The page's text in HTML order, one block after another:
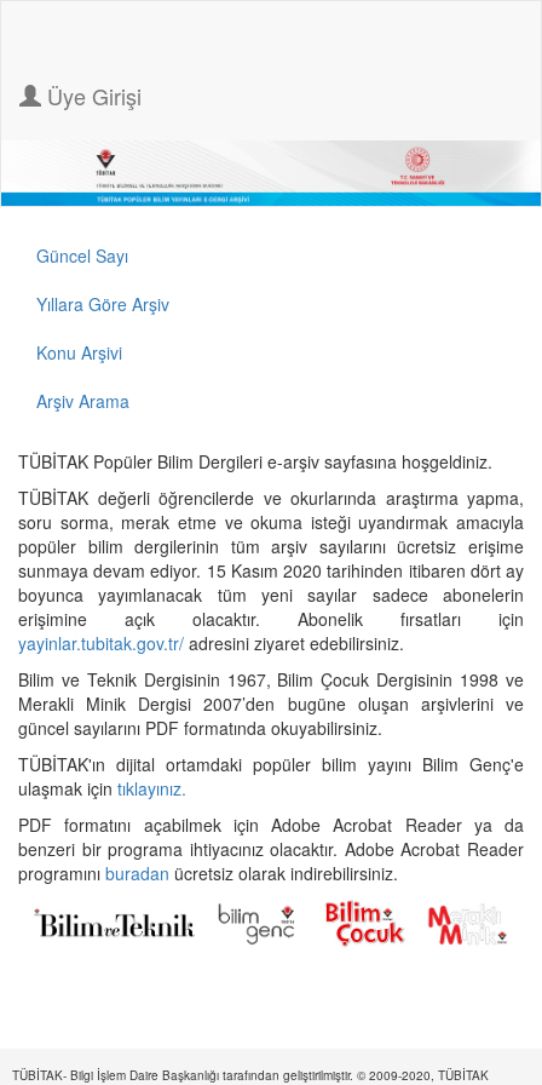
Üye Girişi
Güncel Sayı
Yıllara Göre Arşiv
Konu Arşivi
Arşiv Arama
TÜBİTAK Popüler Bilim Dergileri e-arşiv sayfasına hoşgeldiniz.
TÜBİTAK değerli öğrencilerde ve okurlarında araştırma yapma,
soru sorma, merak etme ve okuma isteği uyandırmak amacıyla
popüler bilim dergilerinin tüm arşiv sayılarını ücretsiz erişime
sunmaya devam ediyor. 15 Kasım 2020 tarihinden itibaren dört ay
boyunca yayımlanacak tüm yeni sayılar sadece abonelerin
erişimine açık olacaktır. Abonelik fırsatları için
yayinlar.tubitak.gov.tr/ adresini ziyaret edebilirsiniz.
Bilim ve Teknik Dergisinin 1967, Bilim Çocuk Dergisinin 1998 ve
Merakli Minik Dergisi 2007’den bugüne oluşan arşivlerini ve
güncel sayılarını PDF formatında okuyabilirsiniz.
TÜBİTAK'ın dijital ortamdaki popüler bilim yayını Bilim Genç'e
ulaşmak için tıklayınız.
PDF formatını açabilmek için Adobe Acrobat Reader ya da
benzeri bir programa ihtiyacınız olacaktır. Adobe Acrobat Reader
programını buradan ücretsiz olarak indirebilirsiniz.
TÜBİTAK- Bilgi İşlem Daire Başkanlığı tarafından geliştirilmiştir. © 2009-2020, TÜBİTAK